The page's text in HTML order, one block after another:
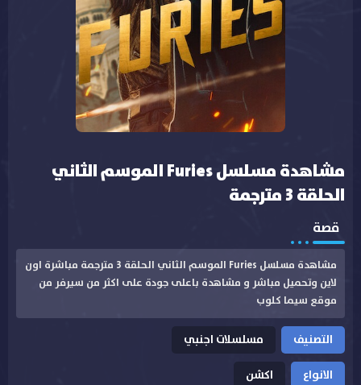
مشاهدة مسلسل Furies الموسم الثاني
الحلقة 3 مترجمة
قصة
مشاهدة مسلسل Furies الموسم الثاني الحلقة 3 مترجمة مباشرة اون
لاين وتحميل مباشر و مشاهدة باعلى جودة على اكثر من سيرفر من
موقع سيما كلوب
التصنيف
مسلسلات اجنبي
الانواع
اكشن